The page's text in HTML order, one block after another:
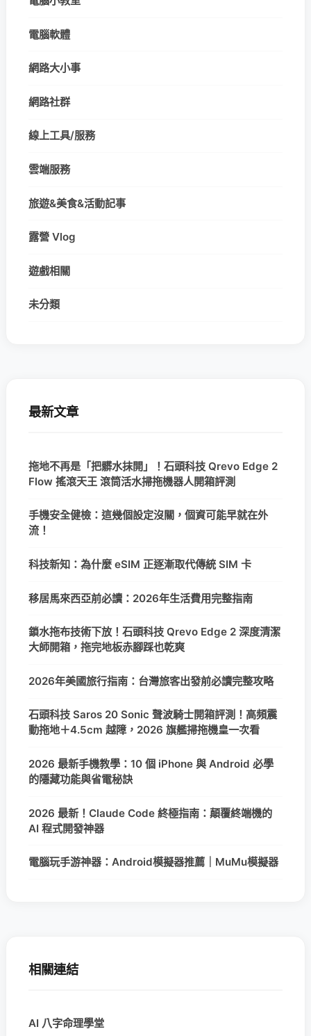
電腦軟體
網路大小事
網路社群
線上工具/服務
雲端服務
旅遊&美食&活動記事
露營 Vlog
遊戲相關
未分類
最新文章
拖地不再是「把髒水抹開」！石頭科技 Qrevo Edge 2
Flow 搖滾天王 滾筒活水掃拖機器人開箱評測
手機安全健檢：這幾個設定沒關，個資可能早就在外
流！
科技新知：為什麼 eSIM 正逐漸取代傳統 SIM 卡
移居馬來西亞前必讀：2026年生活費用完整指南
鎖水拖布技術下放！石頭科技 Qrevo Edge 2 深度清潔
大師開箱，拖完地板赤腳踩也乾爽
2026年美國旅行指南：台灣旅客出發前必讀完整攻略
石頭科技 Saros 20 Sonic 聲波騎士開箱評測！高頻震
動拖地＋4.5cm 越障，2026 旗艦掃拖機皇一次看
2026 最新手機教學：10 個 iPhone 與 Android 必學
的隱藏功能與省電秘訣
2026 最新！Claude Code 終極指南：顛覆終端機的
AI 程式開發神器
電腦玩手游神器：Android模擬器推薦｜MuMu模擬器
相關連結
AI 八字命理學堂